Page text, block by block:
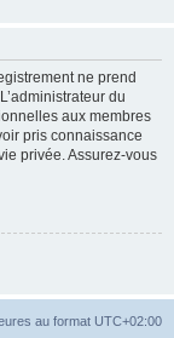
ne prend
du
aux membres
pris connaissance
privée. Assurez-vous
au format UTC+02:00